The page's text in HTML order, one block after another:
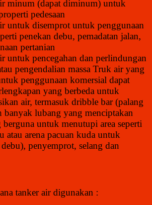
minum (dapat diminum) untuk
pedesaan
untuk disemprot untuk penggunaan
penekan debu, pemadatan jalan,
pertanian
untuk pencegahan dan perlindungan
pengendalian massa Truk air yang
penggunaan komersial dapat
yang berbeda untuk
air, termasuk dribble bar (palang
banyak lubang yang menciptakan
untuk menutupi area seperti
atau arena pacuan kuda untuk
penyemprot, selang dan
tanker air digunakan :